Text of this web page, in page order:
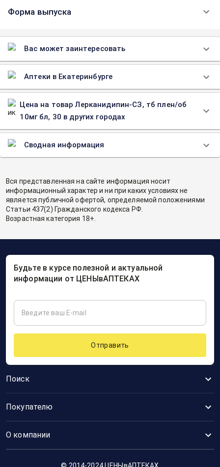
Форма выпуска
Вас может заинтересовать
Аптеки в Екатеринбурге
Цена на товар Лерканидипин-СЗ, тб плен/об
10мг бл, 30 в других городах
Сводная информация
Вся представленная на сайте информация носит
информационный характер и ни при каких условиях не
является публичной офертой, определяемой положениями
Статьи 437(2) Гражданского кодекса РФ.
Возрастная категория 18+.
Поиск
Покупателю
О компании
Будьте в курсе полезной и актуальной
информации от ЦЕНЫвАПТЕКАХ
Отправить